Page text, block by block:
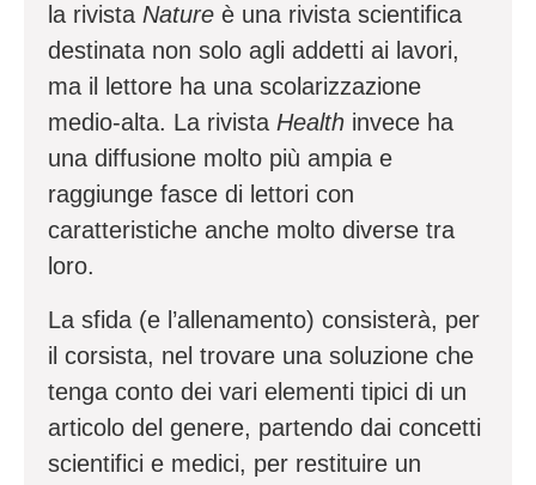
la rivista Nature è una rivista scientifica
destinata non solo agli addetti ai lavori,
ma il lettore ha una scolarizzazione
medio-alta. La rivista Health invece ha
una diffusione molto più ampia e
raggiunge fasce di lettori con
caratteristiche anche molto diverse tra
loro.
La sfida (e l’allenamento) consisterà, per
il corsista, nel trovare una soluzione che
tenga conto dei vari elementi tipici di un
articolo del genere, partendo dai concetti
scientifici e medici, per restituire un